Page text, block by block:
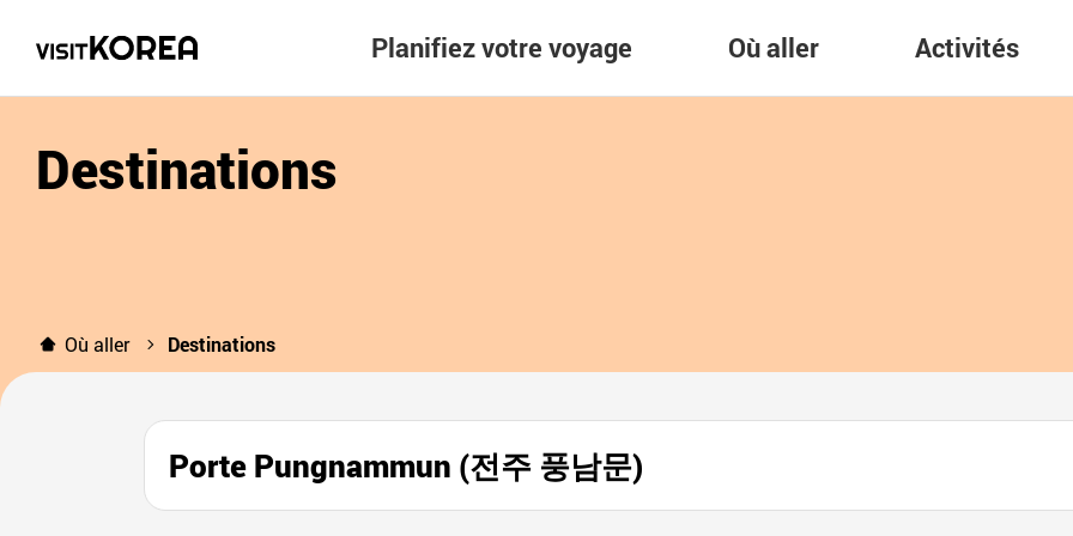
Planifiez votre voyage Où aller Activités
Destinations
Où aller Destinations
Porte Pungnammun (전주 풍남문)